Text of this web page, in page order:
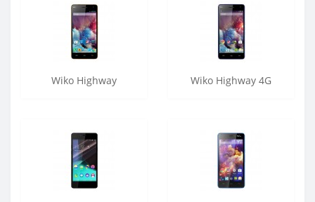
Wiko Highway Wiko Highway 4G